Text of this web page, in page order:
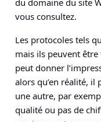
du domaine du site
vous consultez.
Les protocoles tels
mais ils peuvent
peut donner
alors qu’en réalité, il
une autre, par
qualité ou pas de